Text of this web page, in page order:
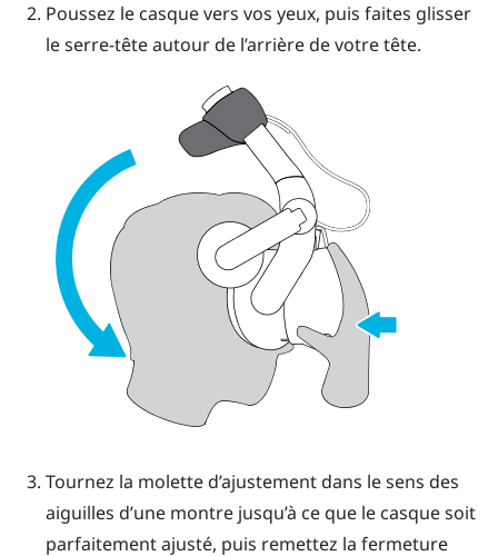
Poussez le casque vers vos yeux, puis faites glisser
le serre-tête autour de l’arrière de votre tête.
Tournez la molette d’ajustement dans le sens des
aiguilles d’une montre jusqu’à ce que le casque soit
parfaitement ajusté, puis remettez la fermeture